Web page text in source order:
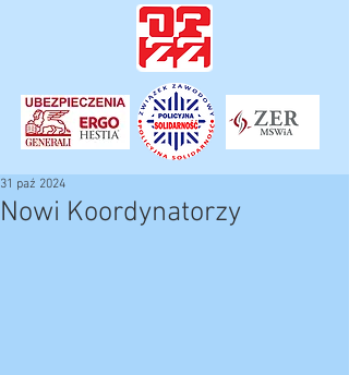
Nowi Koordynatorzy
31 paź 2024